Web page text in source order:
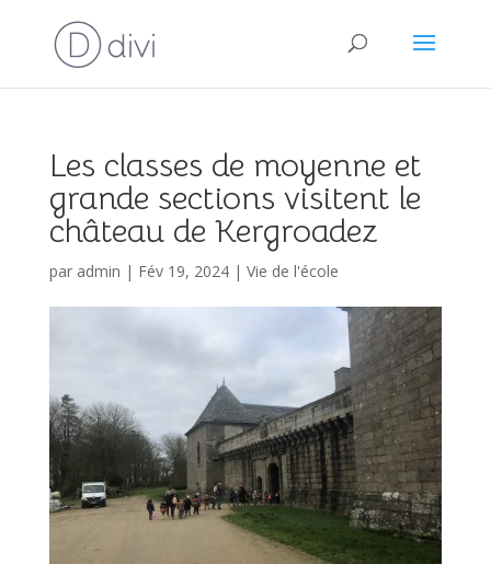
Les classes de moyenne et
grande sections visitent le
château de Kergroadez
par admin | Fév 19, 2024| Vie de l'école